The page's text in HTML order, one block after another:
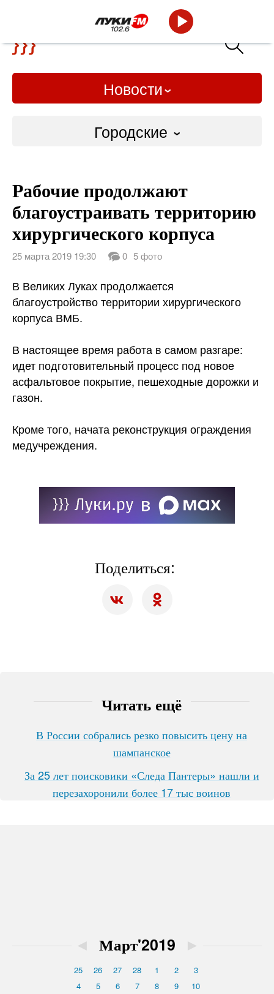
Новости
Городские
Слово Дело
Народные
ВТРК
Рабочие продолжают
благоустраивать территорию
хирургического корпуса
25 марта 2019 19:30 0 5 фото
В Великих Луках продолжается
благоустройство территории хирургического
корпуса ВМБ.
В настоящее время работа в самом разгаре:
идет подготовительный процесс под новое
асфальтовое покрытие, пешеходные дорожки и
газон.
Кроме того, начата реконструкция ограждения
медучреждения.
Поделиться:
Читать ещё
В России собрались резко повысить цену на
шампанское
За 25 лет поисковики «Следа Пантеры» нашли и
перезахоронили более 17 тыс воинов
◄ Март'2019 ►
25 26 27 28 1 2
3
4
5 6 7 8 9
10